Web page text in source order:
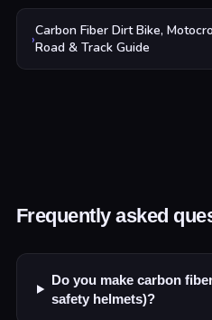
›Carbon Fiber Dirt Bike,
Road & Track Guide
Frequently asked
Do you make carbon
safety helmets)?